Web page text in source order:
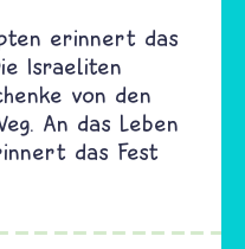
erinnert das
Israeliten
von den
An das Leben
das Fest